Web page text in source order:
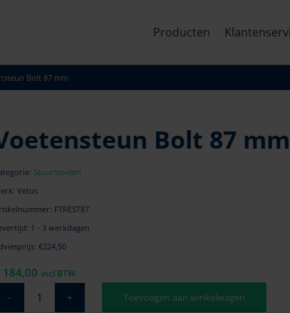
Producten
Bolt 87 mm
Bolt 87 mm
Stuurstoelen
Vetus
FTREST87
1 - 3 werkdagen
€224,50
184,00 incl BTW
Toevoegen aan winkelwagen